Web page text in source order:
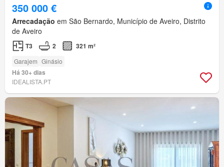
350 000 €
Arrecadação em São Bernardo, Município de Aveiro, Distrito
de Aveiro
T3 2 321 m²
Garajem Ginásio
Há 30+ dias
IDEALISTA.PT